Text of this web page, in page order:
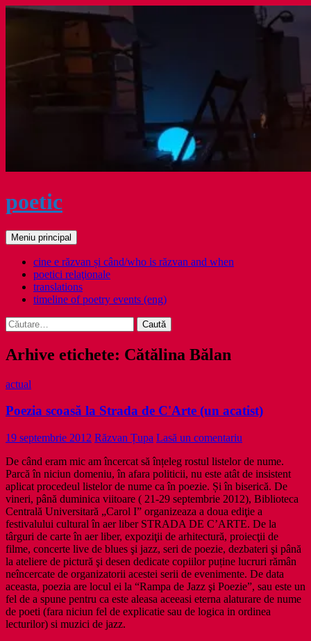
Sari
poetic
Caută
Meniu principal
cine e răzvan și când/who is răzvan and when
poetici relaţionale
translations
timeline of poetry events (eng)
Caută
după:
Arhive etichete: Cătălina Bălan
actual
Poezia scoasă la Strada de C'Arte (un acatist)
19 septembrie 2012 Răzvan Țupa Lasă un comentariu
De când eram mic am încercat să înțeleg rostul listelor de nume.
Parcă în niciun domeniu, în afara politicii, nu este atât de insistent
aplicat procedeul listelor de nume ca în poezie. Și în biserică. De
vineri, până duminica viitoare ( 21-29 septembrie 2012), Biblioteca
Centrală Universitară „Carol I” organizeaza a doua ediţie a
festivalului cultural în aer liber STRADA DE C’ARTE. De la
târguri de carte în aer liber, expoziţii de arhitectură, proiecţii de
filme, concerte live de blues şi jazz, seri de poezie, dezbateri şi până
la ateliere de pictură şi desen dedicate copiilor puține lucruri rămân
neîncercate de organizatorii acestei serii de evenimente. De data
aceasta, poezia are locul ei la “Rampa de Jazz şi Poezie”, sau este un
fel de a spune pentru ca este aleasa aceeasi eterna alaturare de nume
de poeti (fara niciun fel de explicatie sau de logica in ordinea
lecturilor) si muzici de jazz.